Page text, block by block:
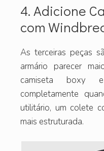
4. Adicione
com
As terceiras peças
armário parecer
camiseta boxy
completamente
utilitário, um colete
mais estruturada.